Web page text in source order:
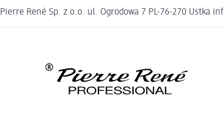
Pierre René Sp. z o.o. ul. Ogrodowa 7 PL-76-270 Ustka